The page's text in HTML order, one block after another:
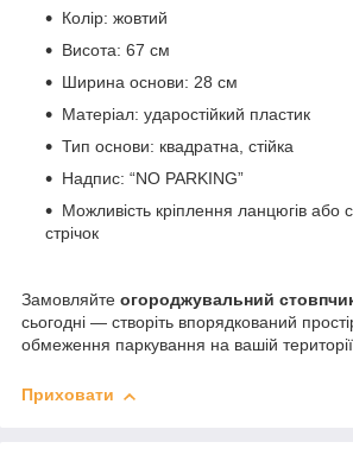
Колір: жовтий
Висота: 67 см
Ширина основи: 28 см
Матеріал: ударостійкий пластик
Тип основи: квадратна, стійка
Надпис: “NO PARKING”
Можливість кріплення ланцюгів або
стрічок
Замовляйте огороджувальний
сьогодні — створіть впорядкований
обмеження паркування на вашій
Приховати